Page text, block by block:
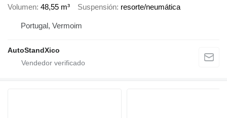
Volumen 48,55 m³ Suspensión resorte/neumática
Portugal, Vermoim
AutoStandXico